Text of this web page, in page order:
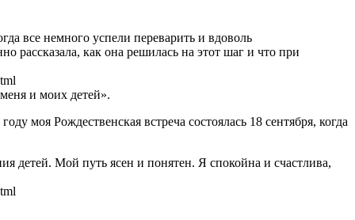
все немного успели переварить и вдоволь
рассказала, как она решилась на этот шаг и что при
и моих детей».
моя Рождественская встреча состоялась 18 сентября, когда
Мой путь ясен и понятен. Я спокойна и счастлива,